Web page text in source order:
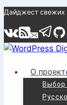
Перейти
содержимому
Дайджест свежих
О
Выбор